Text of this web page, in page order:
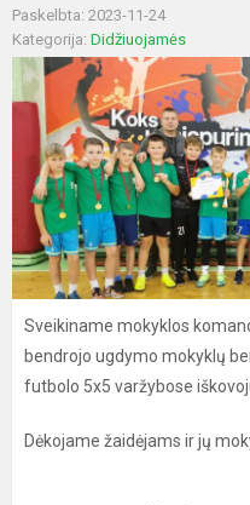
Paskelbta: 2023-11-24
Kategorija: Didžiuojamės
Sveikiname mokyklos
bendrojo ugdymo mokyklų
futbolo 5x5 varžybose
Dėkojame žaidėjams ir jų